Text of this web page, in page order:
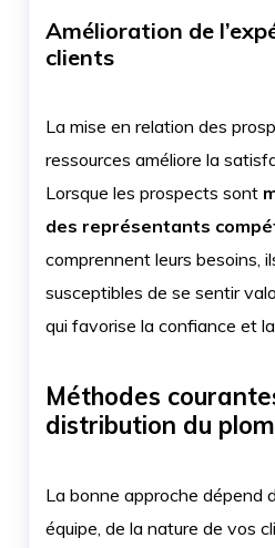
Amélioration de
clients
La mise en relation des
ressources améliore la
Lorsque les prospects sont
des représentants
comprennent leurs besoins,
susceptibles de se sentir
qui favorise la confiance et
Méthodes
distribution du
La bonne approche dépend
équipe, de la nature de vos